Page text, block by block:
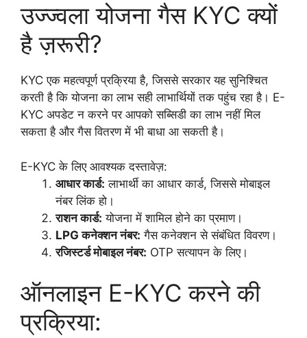
उज्ज्वला योजना गैस KYC क्यों
है ज़रूरी?
KYC एक महत्वपूर्ण प्रक्रिया है, जिससे सरकार यह सुनिश्चित
करती है कि योजना का लाभ सही लाभार्थियों तक पहुंच रहा है। E-
KYC अपडेट न करने पर आपको सब्सिडी का लाभ नहीं मिल
सकता है और गैस वितरण में भी बाधा आ सकती है।
E-KYC के लिए आवश्यक दस्तावेज़:
आधार कार्ड: लाभार्थी का आधार कार्ड, जिससे मोबाइल
नंबर लिंक हो।
राशन कार्ड: योजना में शामिल होने का प्रमाण।
LPG कनेक्शन नंबर: गैस कनेक्शन से संबंधित विवरण।
रजिस्टर्ड मोबाइल नंबर: OTP सत्यापन के लिए।
ऑनलाइन E-KYC करने की
प्रक्रिया: